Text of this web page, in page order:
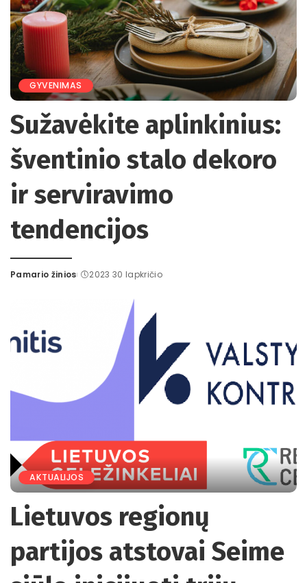
GYVENIMAS
Sužavėkite aplinkinius:
šventinio stalo dekoro
ir serviravimo
tendencijos
Posted
Pamario žinios 2023 30 lapkričio
AKTUALIJOS
Lietuvos regionų
partijos atstovai Seime